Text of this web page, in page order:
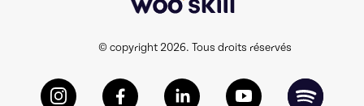
© copyright 2026. Tous droits réservés